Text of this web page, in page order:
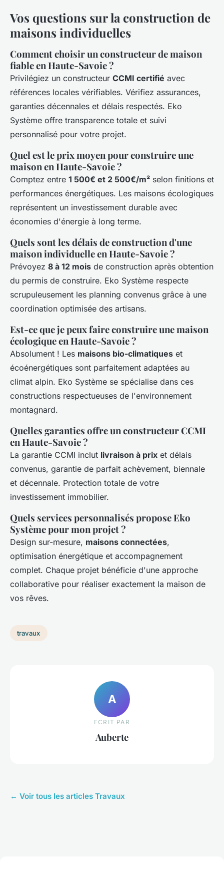
Vos questions sur la construction de
maisons individuelles
Comment choisir un constructeur de maison
fiable en Haute-Savoie ?
Privilégiez un constructeur CCMI certifié avec
références locales vérifiables. Vérifiez assurances,
garanties décennales et délais respectés. Eko
Système offre transparence totale et suivi
personnalisé pour votre projet.
Quel est le prix moyen pour construire une
maison en Haute-Savoie ?
Comptez entre 1 500€ et 2 500€/m² selon finitions et
performances énergétiques. Les maisons écologiques
représentent un investissement durable avec
économies d'énergie à long terme.
Quels sont les délais de construction d'une
maison individuelle en Haute-Savoie ?
Prévoyez 8 à 12 mois de construction après obtention
du permis de construire. Eko Système respecte
scrupuleusement les planning convenus grâce à une
coordination optimisée des artisans.
Est-ce que je peux faire construire une maison
écologique en Haute-Savoie ?
Absolument ! Les maisons bio-climatiques et
écoénergétiques sont parfaitement adaptées au
climat alpin. Eko Système se spécialise dans ces
constructions respectueuses de l'environnement
montagnard.
Quelles garanties offre un constructeur CCMI
en Haute-Savoie ?
La garantie CCMI inclut livraison à prix et délais
convenus, garantie de parfait achèvement, biennale
et décennale. Protection totale de votre
investissement immobilier.
Quels services personnalisés propose Eko
Système pour mon projet ?
Design sur-mesure, maisons connectées,
optimisation énergétique et accompagnement
complet. Chaque projet bénéficie d'une approche
collaborative pour réaliser exactement la maison de
vos rêves.
travaux
A
ECRIT PAR
Auberte
← Voir tous les articles Travaux